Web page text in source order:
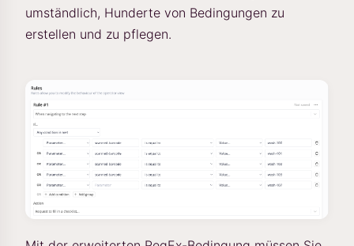
umständlich, Hunderte von Bedingungen zu
erstellen und zu pflegen.